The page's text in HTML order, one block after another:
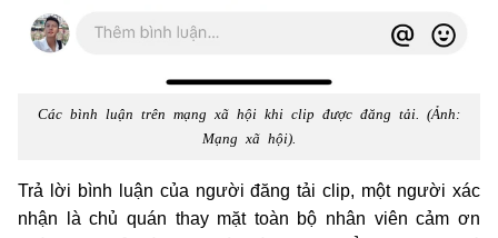
Các bình luận trên mạng xã hội khi clip được đăng tải. (Ảnh:
Mạng xã hội).
Trả lời bình luận của người đăng tải clip, một người xác
nhận là chủ quán thay mặt toàn bộ nhân viên cảm ơn